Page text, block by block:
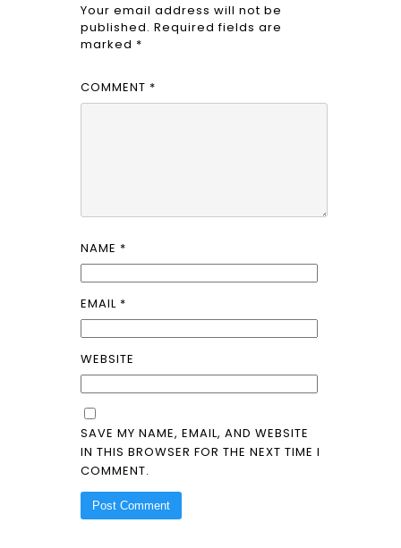
Your email address will not be
published. Required fields are
marked *
COMMENT *
NAME *
EMAIL *
WEBSITE
SAVE MY NAME, EMAIL, AND WEBSITE
IN THIS BROWSER FOR THE NEXT TIME I
COMMENT.